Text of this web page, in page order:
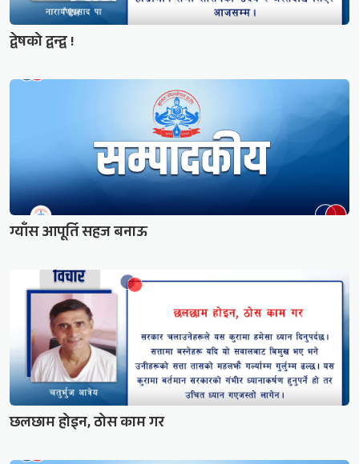
द्वेषको द्वन्द्व !
ग्याँस आपूर्ति सहज बनाऊ
छलछाम होइन, ठोस काम गर